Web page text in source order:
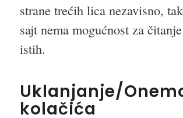
strane trećih lica nezavisno,
sajt nema mogućnost za
istih.
Uklanjanje/
kolačića